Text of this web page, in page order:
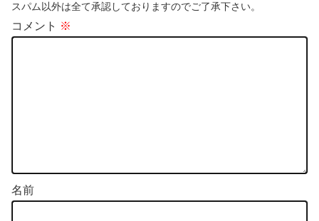
スパム以外は全て承認しておりますのでご了承下さい。
コメント ※
名前